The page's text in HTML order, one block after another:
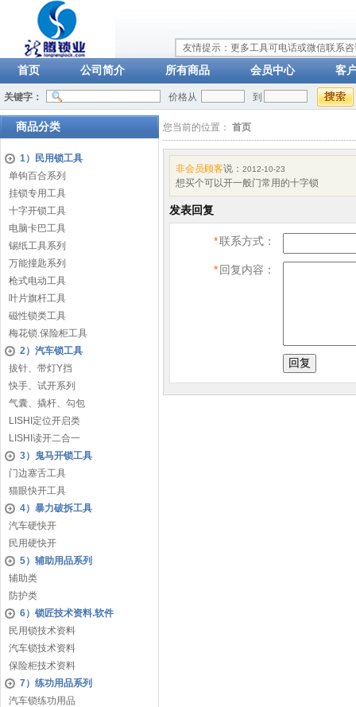
友情提示：更多工具可电话或微信联系
首页 公司简介 所有商品 会员中心 客
关键字： 价格从 到
商品分类
1）民用锁工具
单钩百合系列
挂锁专用工具
十字开锁工具
电脑卡巴工具
锡纸工具系列
万能撞匙系列
枪式电动工具
叶片旗杆工具
磁性锁类工具
梅花锁.保险柜工具
2）汽车锁工具
拔针、带灯Y挡
快手、试开系列
气囊、撬杆、勾包
LISHI定位开启类
LISHI读开二合一
3）鬼马开锁工具
门边塞舌工具
猫眼快开工具
4）暴力破拆工具
汽车硬快开
民用硬快开
5）辅助用品系列
辅助类
防护类
6）锁匠技术资料.软件
民用锁技术资料
汽车锁技术资料
保险柜技术资料
7）练功用品系列
汽车锁练功用品
您当前的位置： 首页
非会员顾客说： 2012-10-23
想买个可以开一般门常用的十字锁
发表回复
*联系方式：
* 回复内容：